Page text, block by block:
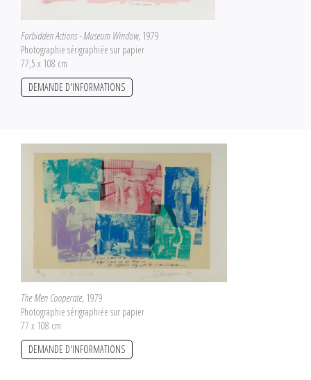
Forbidden Actions - Museum Window, 1979
Photographie sérigraphiée sur papier
77,5 x 108 cm
DEMANDE D'INFORMATIONS
The Men Cooperate, 1979
Photographie sérigraphiée sur papier
77 x 108 cm
DEMANDE D'INFORMATIONS